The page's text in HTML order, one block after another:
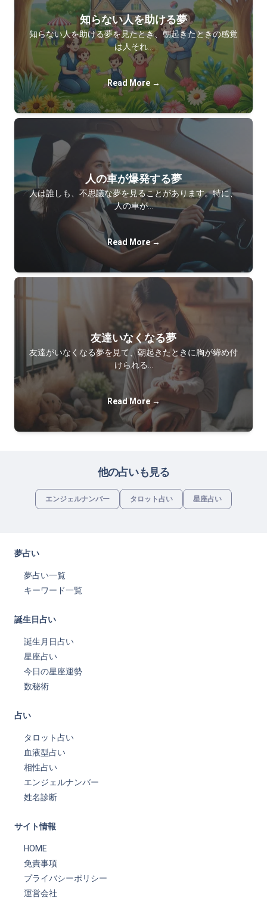
知らない人を助ける夢
知らない人を助ける夢を見たとき、朝起きたときの感覚
は人それ…
Read More →
人の車が爆発する夢
人は誰しも、不思議な夢を見ることがあります。特に、
人の車が…
Read More →
友達いなくなる夢
友達がいなくなる夢を見て、朝起きたときに胸が締め付
けられる…
Read More →
他の占いも見る
エンジェルナンバー タロット占い 星座占い
夢占い
夢占い一覧
キーワード一覧
誕生日占い
誕生月日占い
星座占い
今日の星座運勢
数秘術
占い
タロット占い
血液型占い
相性占い
エンジェルナンバー
姓名診断
サイト情報
HOME
免責事項
プライバシーポリシー
運営会社